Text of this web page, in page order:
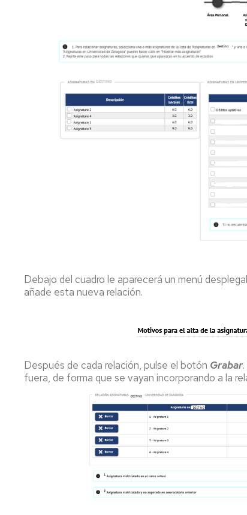
Debajo del cuadro le aparecerá un menú
añade esta nueva relación.
Después de cada relación, pulse el botón Grabar
fuera, de forma que se vayan incorporando a la